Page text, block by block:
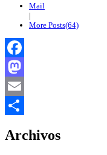
Mail
|
More Posts(64)
Facebook
Mastodon
Email
Archivos